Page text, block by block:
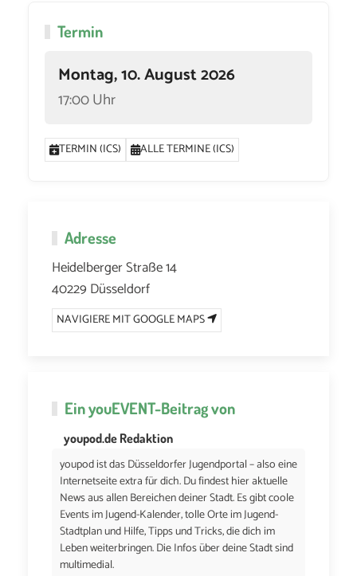
Termin
Montag, 10. August 2026
17:00 Uhr
TERMIN (ICS) ALLE TERMINE (ICS)
Adresse
Heidelberger Straße 14
40229 Düsseldorf
NAVIGIERE MIT GOOGLE MAPS
EinyouEVENT-Beitrag von
youpod.de Redaktion
youpod ist das Düsseldorfer Jugendportal – also eine
Internetseite extra für dich. Du findest hier aktuelle
News aus allen Bereichen deiner Stadt. Es gibt coole
Events im Jugend-Kalender, tolle Orte im Jugend-
Stadtplan und Hilfe, Tipps und Tricks, die dich im
Leben weiterbringen. Die Infos über deine Stadt sind
multimedial.